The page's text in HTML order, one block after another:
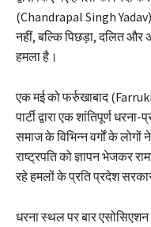
(Chandrapal Singh
नहीं, बल्कि पिछड़ा, दलित
हमला है।
एक मई को फर्रुखाबाद
पार्टी द्वारा एक शांतिपूर्ण
समाज के विभिन्न वर्गों के
राष्ट्रपति को ज्ञापन भेजकर
रहे हमलों के प्रति प्रदेश
धरना स्थल पर बार एसोसिएशन